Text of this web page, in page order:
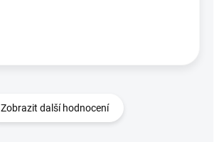
Zobrazit další hodnocení